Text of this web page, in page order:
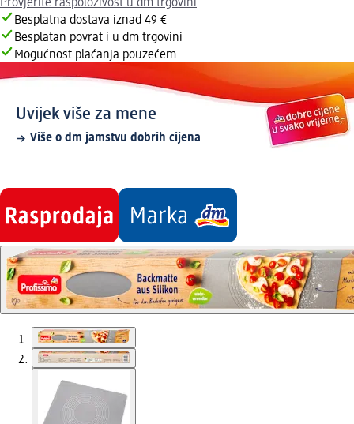
Provjerite raspoloživost u dm trgovini
Besplatna dostava iznad 49 €
Besplatan povrat i u dm trgovini
Mogućnost plaćanja pouzećem
Uvijek više za mene
Više o dm jamstvu dobrih cijena